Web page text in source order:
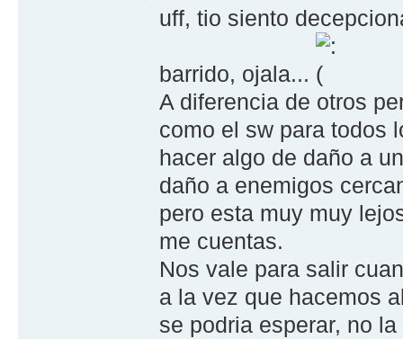
uff, tio siento
barrido, ojala...
A diferencia de otros
como el sw para todos
hacer algo de daño a
daño a enemigos
pero esta muy muy
me cuentas.
Nos vale para salir
a la vez que hacemos
se podria esperar, no